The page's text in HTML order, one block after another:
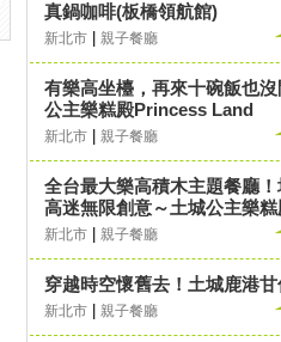
真鍋咖啡(板橋領航館)
新北市 親子餐廳
有樂高坐檯，再來十碗飯也
公主樂糕殿Princess Land
新北市 親子餐廳
全台最大樂高積木主題餐廳
高迷無限創意～土城公主樂糕
新北市 親子餐廳
穿越時空懷舊去！土城鹿港
新北市 親子餐廳